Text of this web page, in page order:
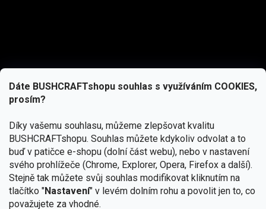
Dáte BUSHCRAFTshopu souhlas s využíváním COOKIES,
prosím?
Díky vašemu souhlasu, můžeme zlepšovat kvalitu
BUSHCRAFTshopu. Souhlas můžete kdykoliv odvolat a to
buď v patičce e-shopu (dolní část webu), nebo v nastavení
svého prohlížeče (Chrome, Explorer, Opera, Firefox a další).
Stejně tak můžete svůj souhlas modifikovat kliknutím na
tlačítko "Nastavení" v levém dolním rohu a povolit jen to, co
považujete za vhodné.